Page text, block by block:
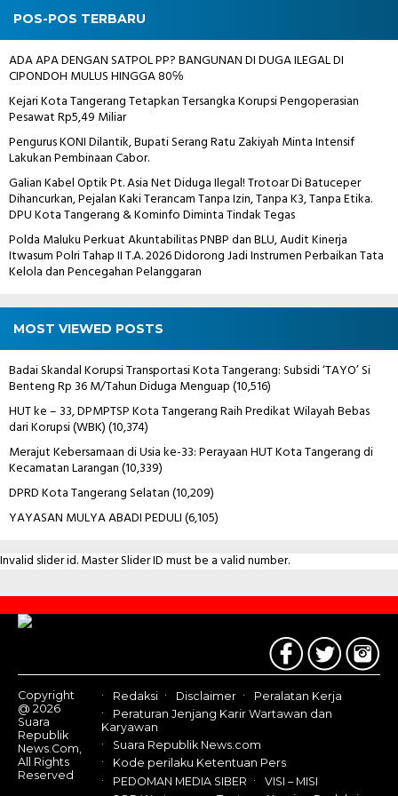
POS-POS TERBARU
ADA APA DENGAN SATPOL PP? BANGUNAN DI DUGA ILEGAL DI
CIPONDOH MULUS HINGGA 80℅
Kejari Kota Tangerang Tetapkan Tersangka Korupsi Pengoperasian
Pesawat Rp5,49 Miliar
Pengurus KONI Dilantik, Bupati Serang Ratu Zakiyah Minta Intensif
Lakukan Pembinaan Cabor.
Galian Kabel Optik Pt. Asia Net Diduga Ilegal! Trotoar Di Batuceper
Dihancurkan, Pejalan Kaki Terancam Tanpa Izin, Tanpa K3, Tanpa Etika.
DPU Kota Tangerang & Kominfo Diminta Tindak Tegas
Polda Maluku Perkuat Akuntabilitas PNBP dan BLU, Audit Kinerja
Itwasum Polri Tahap II T.A. 2026 Didorong Jadi Instrumen Perbaikan Tata
Kelola dan Pencegahan Pelanggaran
MOST VIEWED POSTS
Badai Skandal Korupsi Transportasi Kota Tangerang: Subsidi ‘TAYO’ Si
Benteng Rp 36 M/Tahun Diduga Menguap(10,516)
HUT ke – 33, DPMPTSP Kota Tangerang Raih Predikat Wilayah Bebas
dari Korupsi (WBK)(10,374)
Merajut Kebersamaan di Usia ke-33: Perayaan HUT Kota Tangerang di
Kecamatan Larangan(10,339)
DPRD Kota Tangerang Selatan(10,209)
YAYASAN MULYA ABADI PEDULI(6,105)
Invalid slider id. Master Slider ID must be a valid number.
Contact
Us
Copyright
@ 2026
Suara
Republik
News.Com,
All Rights
Reserved
Redaksi Disclaimer
Peralatan Kerja
Peraturan Jenjang Karir Wartawan dan
Karyawan
Suara Republik News.com
Kode perilaku Ketentuan Pers
PEDOMAN MEDIA SIBER
VISI – MISI